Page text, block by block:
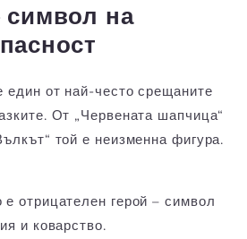
символ на
един от най-често срещаните
От „Червената шапчица“
той е неизменна фигура.
отрицателен герой – символ
и коварство.